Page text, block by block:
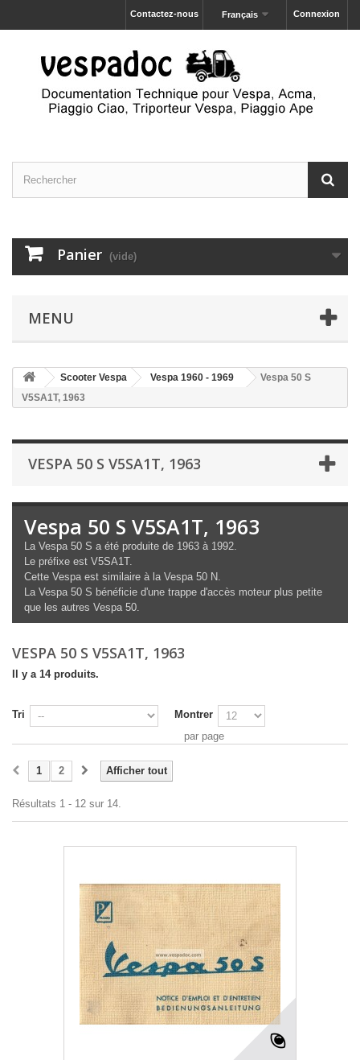
Connexion
Français
Contactez-nous
Panier (vide)
MENU
Scooter Vespa Vespa 1960 - 1969
Vespa 50 S
V5SA1T, 1963
VESPA 50 S V5SA1T, 1963
Vespa 50 S V5SA1T, 1963
La Vespa 50 S a été produite de 1963 à 1992.
Le préfixe est V5SA1T.
Cette Vespa est similaire à la Vespa 50 N.
La Vespa 50 S bénéficie d'une trappe d'accès moteur plus petite
que les autres Vespa 50.
VESPA 50 S V5SA1T, 1963
Il y a 14 produits.
Tri
Montrer
par page
Afficher tout
1 2
Résultats 1 - 12 sur 14.